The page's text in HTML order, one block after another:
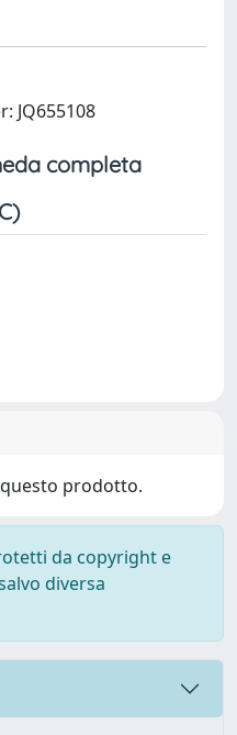
JQ655108
completa
prodotto.
da copyright e
diversa